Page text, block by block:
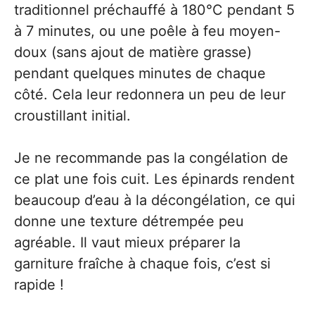
traditionnel préchauffé à 180°C pendant 5
à 7 minutes, ou une poêle à feu moyen-
doux (sans ajout de matière grasse)
pendant quelques minutes de chaque
côté. Cela leur redonnera un peu de leur
croustillant initial.
Je ne recommande pas la congélation de
ce plat une fois cuit. Les épinards rendent
beaucoup d’eau à la décongélation, ce qui
donne une texture détrempée peu
agréable. Il vaut mieux préparer la
garniture fraîche à chaque fois, c’est si
rapide !